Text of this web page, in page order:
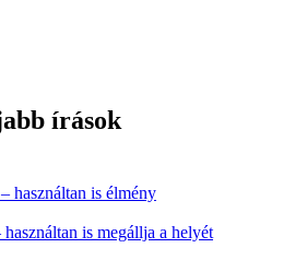
írások
használtan is élmény
is megállja a helyét